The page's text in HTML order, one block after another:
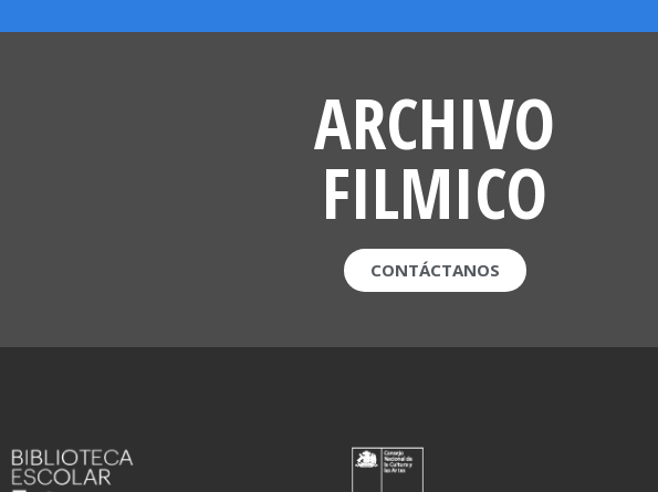
ARCHIVO
FILMICO
CONTÁCTANOS